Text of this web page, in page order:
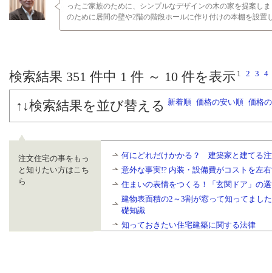
ったご家族のために、シンプルなデザインの木の家を提案し
のために居間の壁や2階の階段ホールに作り付けの本棚を設置
1 2 3 4
検索結果 351 件中 1 件 ～ 10 件を表示
↑↓検索結果を並び替える 新着順 価格の安い順 価格
注文住宅の事をもっ
と知りたい方はこち
ら
何にどれだけかかる？ 建築家と建てる
意外な事実!? 内装・設備費がコストを左
住まいの表情をつくる！「玄関ドア」の
建物表面積の2～3割が窓って知ってまし
礎知識
知っておきたい住宅建築に関する法律